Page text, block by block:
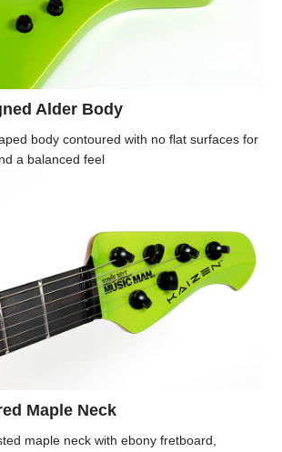
Alder Body
body contoured with no flat surfaces for
a balanced feel
Maple Neck
maple neck with ebony fretboard,